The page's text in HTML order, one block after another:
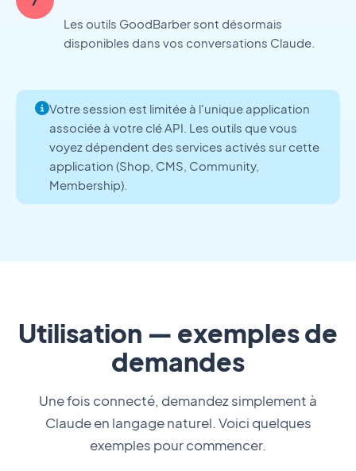
Les outils GoodBarber sont désormais
disponibles dans vos conversations Claude.
Votre session est limitée à l'unique application
associée à votre clé API. Les outils que vous
voyez dépendent des services activés sur cette
application (Shop, CMS, Community,
Membership).
Utilisation — exemples de
demandes
Une fois connecté, demandez simplement à
Claude en langage naturel. Voici quelques
exemples pour commencer.